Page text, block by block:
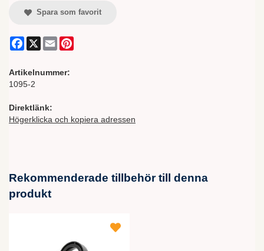
Spara som favorit
Facebook
X Email
Artikelnummer:
1095-2
Direktlänk:
Högerklicka och kopiera adressen
Rekommenderade tillbehör till denna
produkt